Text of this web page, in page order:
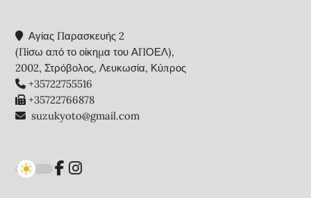
Αγίας Παρασκευής 2
(Πίσω από το οίκημα του ΑΠΟΕΛ),
2002, Στρόβολος, Λευκωσία, Κύπρος
+35722755516
+35722766878
suzukyoto@gmail.com